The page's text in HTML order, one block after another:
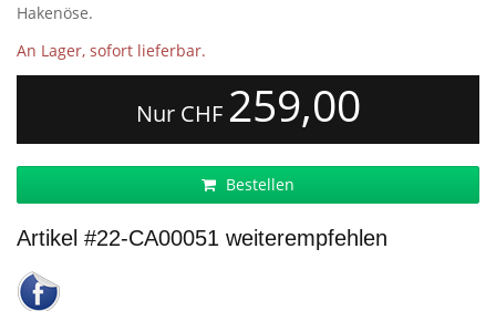
Hakenöse.
An Lager, sofort lieferbar.
Nur CHF 259,00
Bestellen
Artikel #22-CA00051 weiterempfehlen